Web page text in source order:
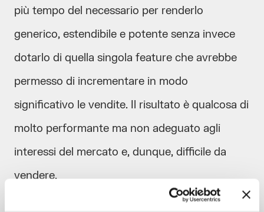
più tempo del necessario per renderlo
generico, estendibile e potente senza invece
dotarlo di quella singola feature che avrebbe
permesso di incrementare in modo
significativo le vendite. Il risultato è qualcosa di
molto performante ma non adeguato agli
interessi del mercato e, dunque, difficile da
vendere.